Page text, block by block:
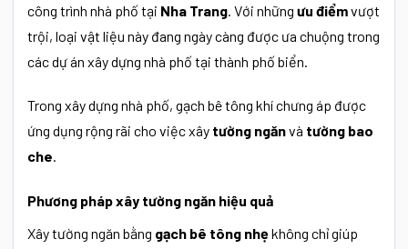
công trình nhà phố tại Nha Trang . Với những ưu điểmvượt
trội, loại vật liệu này đang ngày càng được ưa chuộng trong
các dự án xây dựng nhà phố tại thành phố biển.
Trong xây dựng nhà phố, gạch bê tông khí chưng áp được
ứng dụng rộng rãi cho việc xây tường ngănvà tường bao
che.
Phương pháp xây tường ngăn hiệu quả
Xây tường ngăn bằng gạch bê tông nhẹkhông chỉ giúp